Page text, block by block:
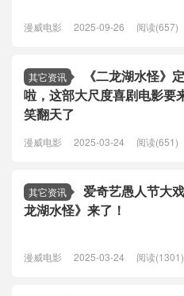
漫威电影 2025-09-26 阅读(657)
其它资讯
《二龙湖水怪》
啦，这部大尺度喜剧电影要
笑翻天了
漫威电影 2025-03-24 阅读(651)
其它资讯
爱奇艺愚人节大
龙湖水怪》来了！
漫威电影 2025-03-24 阅读(1301)